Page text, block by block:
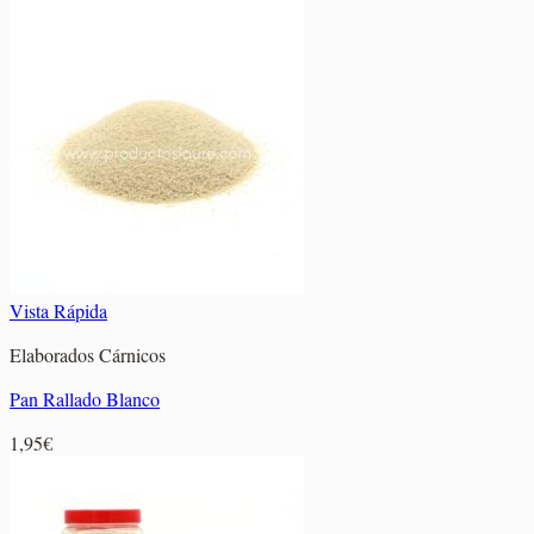
hasta
10,95€
Vista Rápida
Elaborados Cárnicos
Pan Rallado Blanco
1,95€